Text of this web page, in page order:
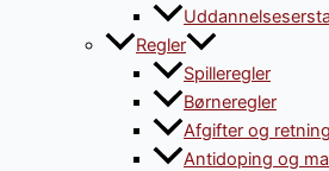
Regler
Spilleregler
Børneregler
Afgifter og
Antidoping og